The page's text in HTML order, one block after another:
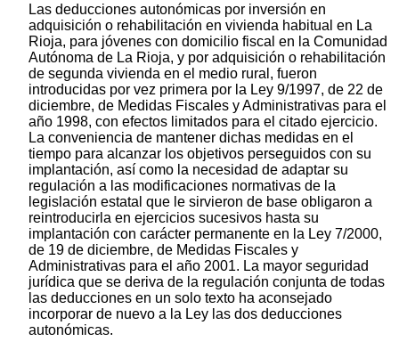
Las deducciones autonómicas por inversión en
adquisición o rehabilitación en vivienda habitual en La
Rioja, para jóvenes con domicilio fiscal en la Comunidad
Autónoma de La Rioja, y por adquisición o rehabilitación
de segunda vivienda en el medio rural, fueron
introducidas por vez primera por la Ley 9/1997, de 22 de
diciembre, de Medidas Fiscales y Administrativas para el
año 1998, con efectos limitados para el citado ejercicio.
La conveniencia de mantener dichas medidas en el
tiempo para alcanzar los objetivos perseguidos con su
implantación, así como la necesidad de adaptar su
regulación a las modificaciones normativas de la
legislación estatal que le sirvieron de base obligaron a
reintroducirla en ejercicios sucesivos hasta su
implantación con carácter permanente en la Ley 7/2000,
de 19 de diciembre, de Medidas Fiscales y
Administrativas para el año 2001. La mayor seguridad
jurídica que se deriva de la regulación conjunta de todas
las deducciones en un solo texto ha aconsejado
incorporar de nuevo a la Ley las dos deducciones
autonómicas.